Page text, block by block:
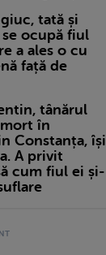
tată și
ocupă fiul
a ales o cu
față de
tânărul
în
Constanța, își
A privit
cum fiul ei și-